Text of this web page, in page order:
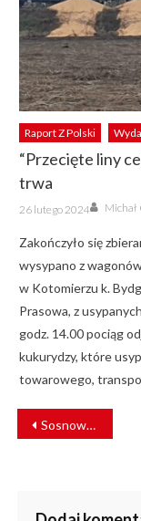
Raport Z Polski
“Przecięte liny
trwa
Posted
on
26 lutego 2024 Author
Michał
Zakończyło się
wysypano z
w Kotomierzu k.
Prasowa, z
godz. 14.00 pociąg
kukurydzy, które
towarowego,
NAWIGACJA
WPISU
Sosnowski dostarczył dźwignik do Tramwajów Warszawskich